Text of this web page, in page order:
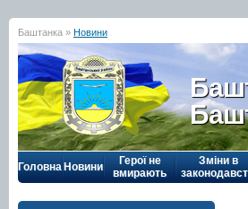
Баштанка » Новини
Головна Новини
Герої не
вмирають
Зміни в